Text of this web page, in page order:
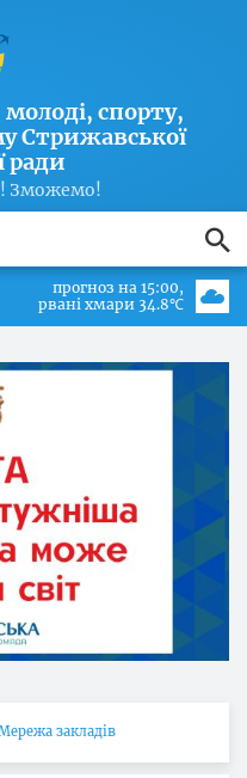
молоді, спорту,
Стрижавської
ради
Зможемо!
прогноз на 15:00
рвані хмари 34.8℃
закладів